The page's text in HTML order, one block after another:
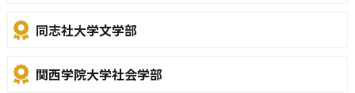
同志社大学文学部
関西学院大学社会学部